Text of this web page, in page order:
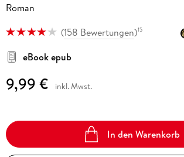
Roman
(158 Bewertungen)15
eBook epub
9,99 € inkl. Mwst.
In den Warenkorb